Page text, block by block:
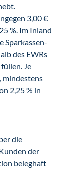
3,00 €
%. Im Inland
Sparkassen-
des EWRs
Je
mindestens
2,25 % in
die
der
beleghaft